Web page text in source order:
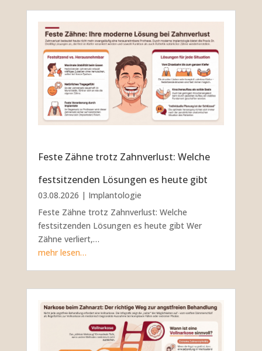
Feste Zähne trotz Zahnverlust: Welche
festsitzenden Lösungen es heute gibt
03.08.2026 | Implantologie
Feste Zähne trotz Zahnverlust: Welche
festsitzenden Lösungen es heute gibt Wer
Zähne verliert,…
mehr lesen…